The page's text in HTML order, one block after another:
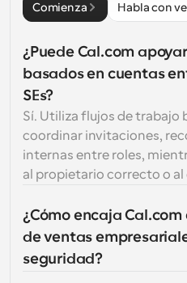
Comienza Habla con
¿Puede Cal.com
basados en cuentas
SEs?
Sí. Utiliza flujos de trabajo
coordinar invitaciones,
internas entre roles,
al propietario correcto o
¿Cómo encaja
de ventas
seguridad?